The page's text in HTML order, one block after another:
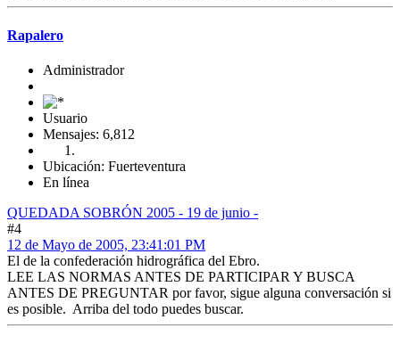
Rapalero
Administrador
Usuario
Mensajes: 6,812
Ubicación: Fuerteventura
En línea
QUEDADA SOBRÓN 2005 - 19 de junio -
#4
12 de Mayo de 2005, 23:41:01 PM
El de la confederación hidrográfica del Ebro.
LEE LAS NORMAS ANTES DE PARTICIPAR Y BUSCA
ANTES DE PREGUNTAR por favor, sigue alguna conversación si
es posible. Arriba del todo puedes buscar.